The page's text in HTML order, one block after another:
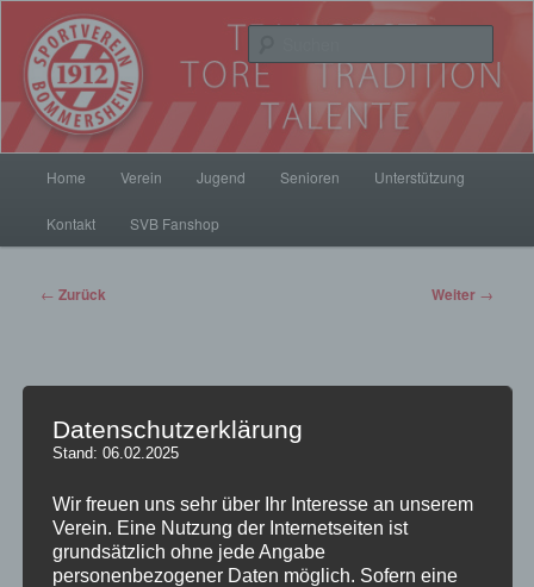
Inhalt
wechseln
SV Bommersheim 1912
Home Verein Jugend Senioren Unterstützung
Kontakt SVB Fanshop
Beitrags-
← Zurück Weiter →
Alte Herren: Die Mädchen
für alles und üblichen
Verdächtigen…
Veröffentlicht am23. September 2016vonpillepalle
Datenschutzerklärung
Stand: 06.02.2025
Wir freuen uns sehr über Ihr Interesse an unserem
Verein. Eine Nutzung der Internetseiten ist
grundsätzlich ohne jede Angabe
personenbezogener Daten möglich. Sofern eine